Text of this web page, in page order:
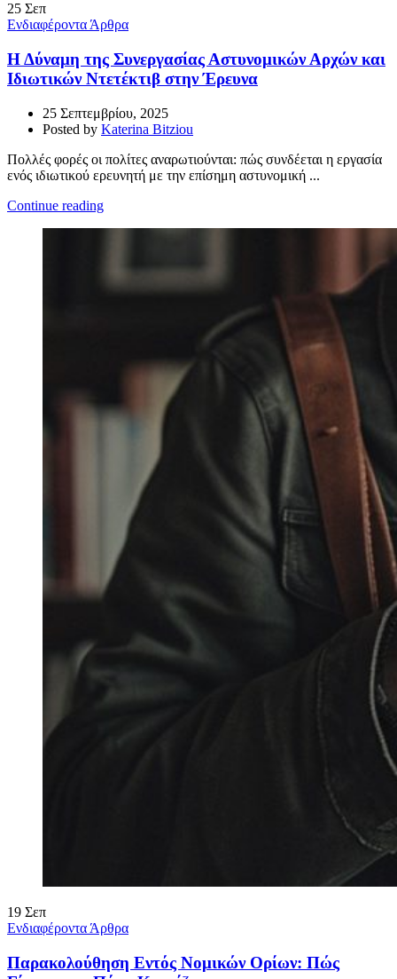
25 Σεπ
Ενδιαφέροντα Άρθρα
Η Δύναμη της Συνεργασίας Αστυνομικών Αρχών και
Ιδιωτικών Ντετέκτιβ στην Έρευνα
25 Σεπτεμβρίου, 2025
Posted by Katerina Bitziou
Πολλές φορές οι πολίτες αναρωτιούνται: πώς συνδέεται η εργασία
ενός ιδιωτικού ερευνητή με την επίσημη αστυνομική ...
Continue reading
19 Σεπ
Ενδιαφέροντα Άρθρα
Παρακολούθηση Εντός Νομικών Ορίων: Πώς